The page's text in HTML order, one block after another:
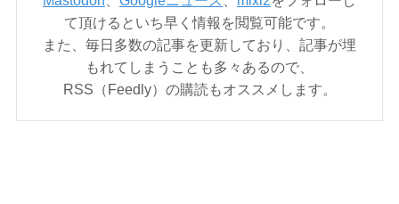
て頂けるといち早く情報を閲覧可能です。
また、毎日多数の記事を更新しており、記事が埋
もれてしまうことも多々あるので、
RSS（Feedly）の購読もオススメします。